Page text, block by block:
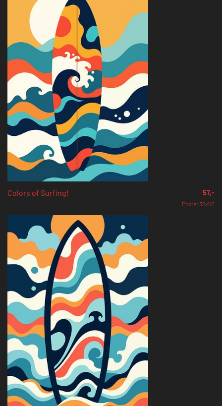
Colors of Surfing! 57,-
Poster 35x50